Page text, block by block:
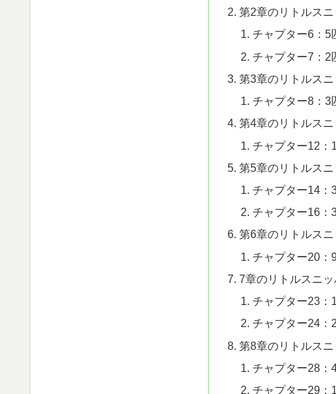
第2章のリトルス
チャプター6：5
チャプター7：2
第3章のリトルス
チャプター8：3
第4章のリトルス
チャプター12：
第5章のリトルス
チャプター14：
チャプター16：
第6章のリトルス
チャプター20：
7章のリトルスニ
チャプター23：
チャプター24：
第8章のリトルス
チャプター28：
チャプター29：